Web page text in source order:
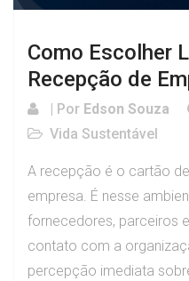
Como Escolher
Recepção de
| Por Edson Souza
Vida Sustentável
A recepção é o cartão
empresa. É nesse
fornecedores, parceiros
contato com a
percepção imediata